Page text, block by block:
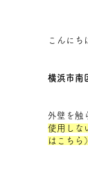
こんにち
横浜市南
外壁を触
使用しな
はこちら）